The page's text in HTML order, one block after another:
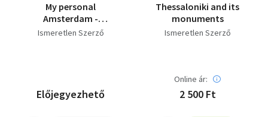
My personal
Amsterdam -
International student
Ismeretlen Szerző
Előjegyezhető
Thessaloniki and its
monuments
Ismeretlen Szerző
Online ár:
2 500 Ft